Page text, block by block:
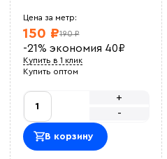
Цена за метр:
190 ₽
150 ₽
-21% экономия 40₽
Купить в 1 клик
Купить оптом
-
+
В корзину